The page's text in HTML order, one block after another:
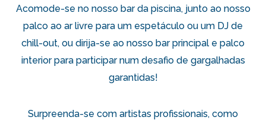
Acomode-se no nosso bar da piscina, junto ao nosso
palco ao ar livre para um espetáculo ou um DJ de
chill-out, ou dirija-se ao nosso bar principal e palco
interior para participar num desafio de gargalhadas
garantidas!
Surpreenda-se com artistas profissionais, como